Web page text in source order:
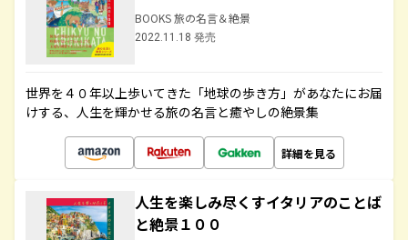
BOOKS 旅の名言＆絶景
2022.11.18 発売
世界を４０年以上歩いてきた「地球の歩き方」があなたにお届
けする、人生を輝かせる旅の名言と癒やしの絶景集
詳細を見る
人生を楽しみ尽くすイタリアのことば
と絶景１００